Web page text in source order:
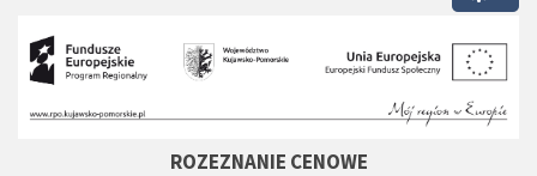
ROZEZNANIE CENOWE